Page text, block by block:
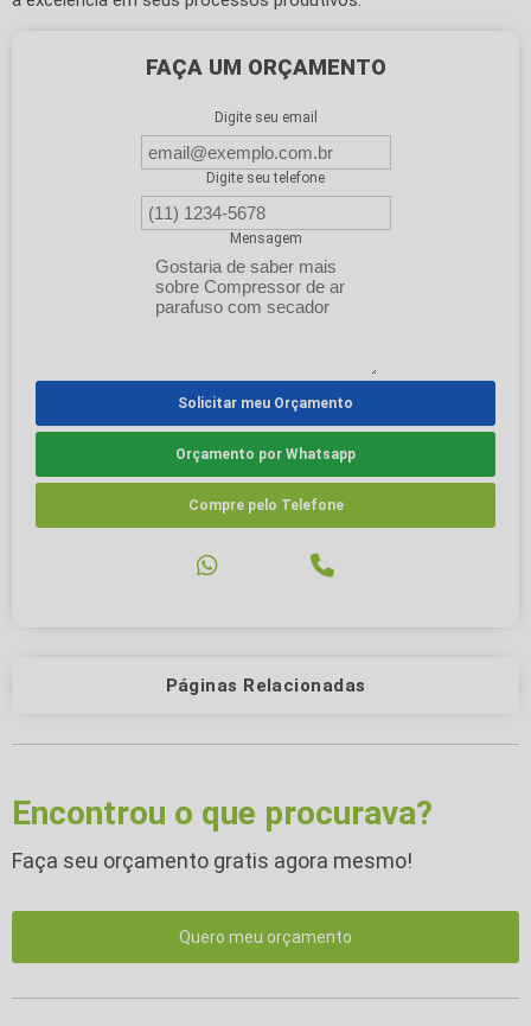
FAÇA UM ORÇAMENTO
Digite seu email
Digite seu telefone
Mensagem
Solicitar meu Orçamento
Orçamento por Whatsapp
Compre pelo Telefone
Páginas Relacionadas
Encontrou o que procurava?
Faça seu orçamento gratis agora mesmo!
Quero meu orçamento